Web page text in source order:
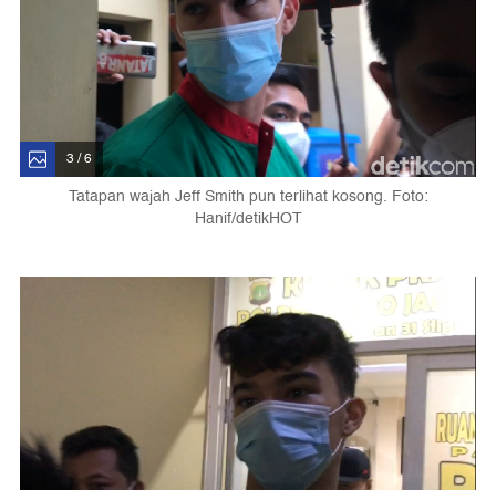
3 / 6
Tatapan wajah Jeff Smith pun terlihat kosong. Foto:
Hanif/detikHOT